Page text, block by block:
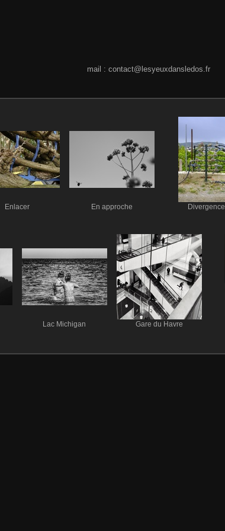
mail : contact@lesyeuxdansledos.fr
Enlacer En approche Divergence
Lac Michigan Gare du Havre